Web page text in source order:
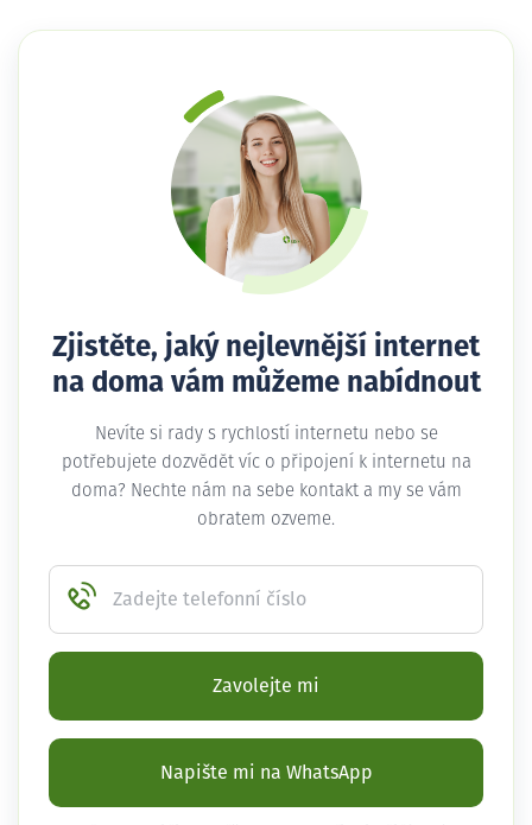
Zjistěte, jaký nejlevnější internet
na doma vám můžeme nabídnout
Nevíte si rady s rychlostí internetu nebo se
potřebujete dozvědět víc o připojení k internetu na
doma? Nechte nám na sebe kontakt a my se vám
obratem ozveme.
Zadejte telefonní číslo
Zavolejte mi
Napište mi na WhatsApp